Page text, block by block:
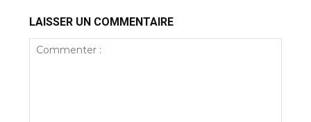
LAISSER UN COMMENTAIRE